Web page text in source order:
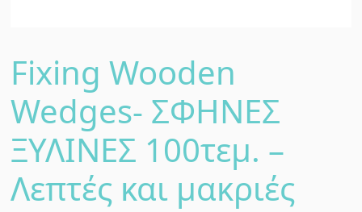
Fixing Wooden
Wedges- ΣΦΗΝΕΣ
ΞΥΛΙΝΕΣ 100τεμ. –
Λεπτές και μακριές